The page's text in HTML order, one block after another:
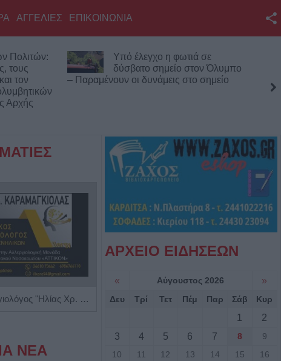
Twitter
YouTube
RSS
Επικοινωνία με το
KarditsaLive.Net
ΑΓΓΕΛΙΕΣ ΕΠΙΚΟΙΝΩΝΙΑ
Πολιτών:
τους
τον
Αρχής
Υπό έλεγχο η φωτιά σε
δύσβατο σημείο στον Όλυμπο
– Παραμένουν οι δυνάμεις στο σημείο
Ειδικός Αλλεργιολόγος "Ηλίας Χρ. Καραμαγκιόλας" Διαγνωστικό Εργαστήριο "Έρευνα και Υγεία"
ΝΕΑ
ΑΡΧΕΙΟ ΕΙΔΗΣΕΩΝ
« Αύγουστος 2026 »
Δευ Τρί Τετ Πέμ Παρ Σάβ Κυρ
1
2
3
4 5 6 7 8
9
10
11 12 13 14 15
16